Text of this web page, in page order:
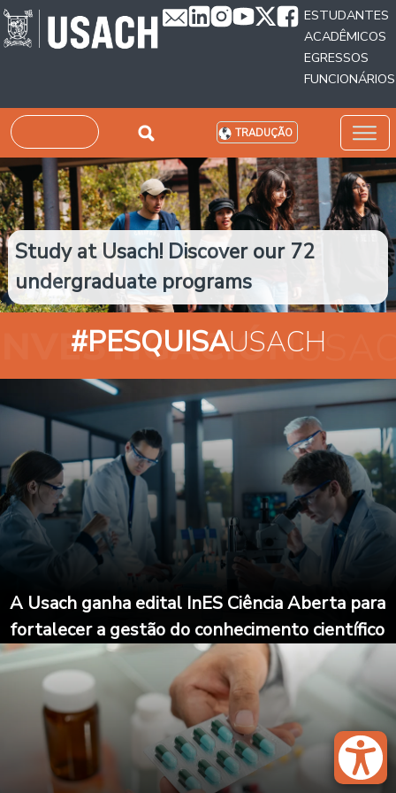
Passar para o conteúdo principal
ESTUDANTES
ACADÊMICOS
EGRESSOS
FUNCIONÁRIOS
Pesquisar TRADUÇÃO
Study at Usach! Discover our 72
undergraduate programs
#PESQUISAUSACH
A Usach ganha edital InES Ciência Aberta para
fortalecer a gestão do conhecimento científico